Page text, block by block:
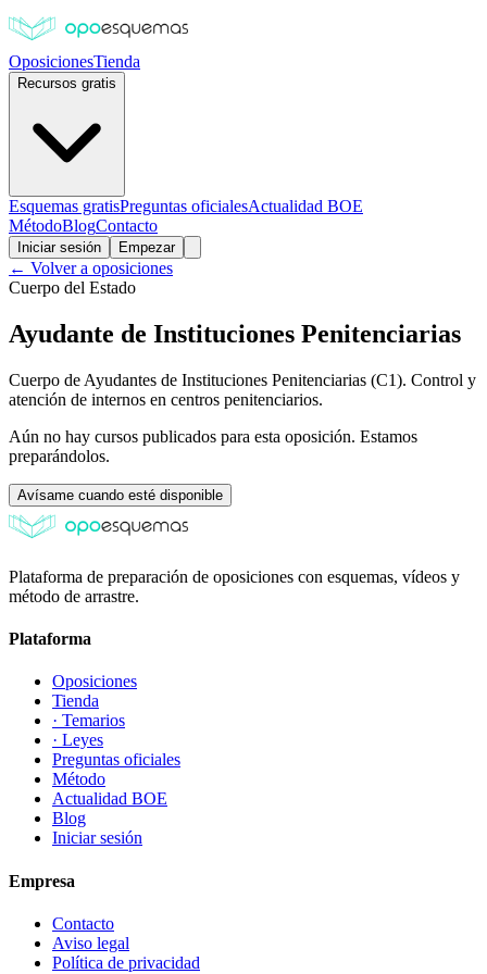
OposicionesTienda
Recursos gratis
Esquemas gratisPreguntas oficialesActualidad BOE
MétodoBlogContacto
Iniciar sesión Empezar
← Volver a oposiciones
Cuerpo del Estado
Ayudante de Instituciones Penitenciarias
Cuerpo de Ayudantes de Instituciones Penitenciarias (C1). Control y
atención de internos en centros penitenciarios.
Aún no hay cursos publicados para esta oposición. Estamos
preparándolos.
Avísame cuando esté disponible
Plataforma de preparación de oposiciones con esquemas, vídeos y
método de arrastre.
Plataforma
Oposiciones
Tienda
· Temarios
· Leyes
Preguntas oficiales
Método
Actualidad BOE
Blog
Iniciar sesión
Empresa
Contacto
Aviso legal
Política de privacidad